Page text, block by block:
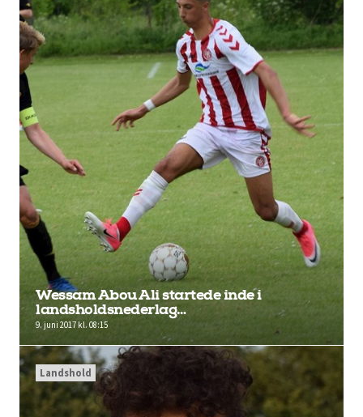
Wessam Abou Ali startede inde i
landsholdsnederlag…
9. juni 2017 kl. 08:15
Landshold